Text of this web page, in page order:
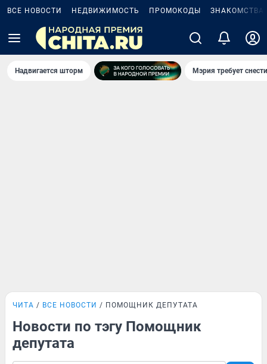
ВСЕ НОВОСТИ НЕДВИЖИМОСТЬ ПРОМОКОДЫ ЗНАКОМСТВА
Надвигается шторм Мэрия требует
ЧИТА ВСЕ НОВОСТИ ПОМОЩНИК ДЕПУТАТА
Новости по тэгу Помощник
депутата